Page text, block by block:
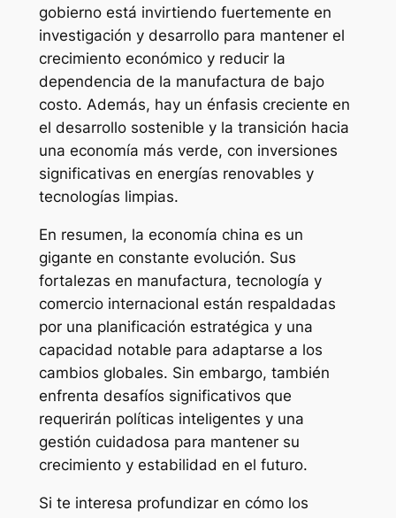
gobierno está invirtiendo fuertemente en
investigación y desarrollo para mantener el
crecimiento económico y reducir la
dependencia de la manufactura de bajo
costo. Además, hay un énfasis creciente en
el desarrollo sostenible y la transición hacia
una economía más verde, con inversiones
significativas en energías renovables y
tecnologías limpias.
En resumen, la economía china es un
gigante en constante evolución. Sus
fortalezas en manufactura, tecnología y
comercio internacional están respaldadas
por una planificación estratégica y una
capacidad notable para adaptarse a los
cambios globales. Sin embargo, también
enfrenta desafíos significativos que
requerirán políticas inteligentes y una
gestión cuidadosa para mantener su
crecimiento y estabilidad en el futuro.
Si te interesa profundizar en cómo los